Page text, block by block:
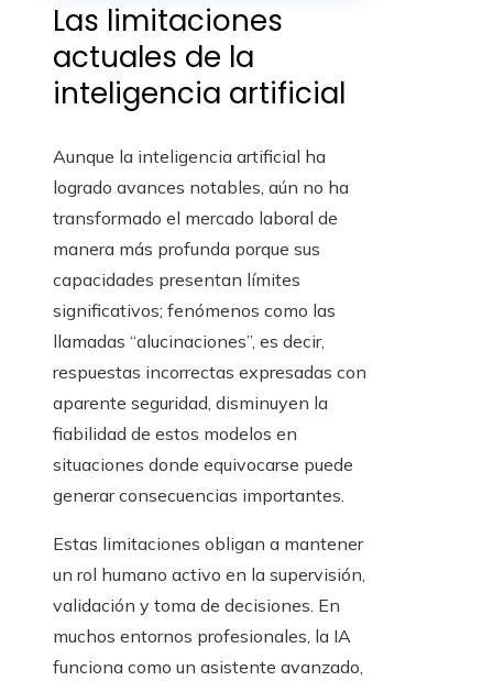
Las limitaciones
actuales de la
inteligencia artificial
Aunque la inteligencia artificial ha
logrado avances notables, aún no ha
transformado el mercado laboral de
manera más profunda porque sus
capacidades presentan límites
significativos; fenómenos como las
llamadas “alucinaciones”, es decir,
respuestas incorrectas expresadas con
aparente seguridad, disminuyen la
fiabilidad de estos modelos en
situaciones donde equivocarse puede
generar consecuencias importantes.
Estas limitaciones obligan a mantener
un rol humano activo en la supervisión,
validación y toma de decisiones. En
muchos entornos profesionales, la IA
funciona como un asistente avanzado,